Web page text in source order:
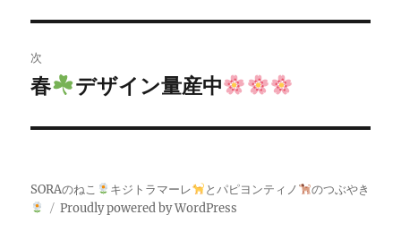
ビ
ゲ
ー
ョ
投
稿:
次
次
投
春 デザイン量産中
SORAのねこ キジトラマーレ とパピヨンティノ
のつぶやき
Proudly powered by WordPress